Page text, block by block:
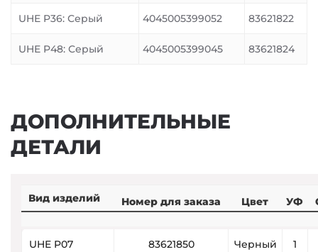
UHE P36: Серый 4045005399052 83621822
UHE P48: Серый 4045005399045 83621824
ДОПОЛНИТЕЛЬНЫЕ
ДЕТАЛИ
Вид изделий Номер для заказа Цвет УФ
UHE P07 83621850 Черный 1